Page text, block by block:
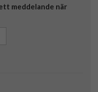
meddelande när